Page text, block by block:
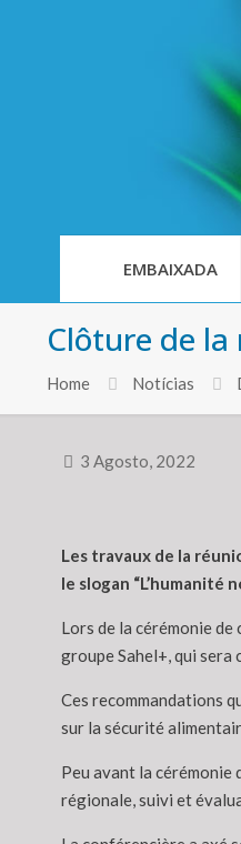
EMBAIXADA
Clôture de
Home Notícias
3 Agosto, 2022
Les travaux de la
le slogan “L’humanité
Lors de la cérémonie
groupe Sahel+, qui sera
Ces recommandations
sur la sécurité
Peu avant la cérémonie
régionale, suivi et